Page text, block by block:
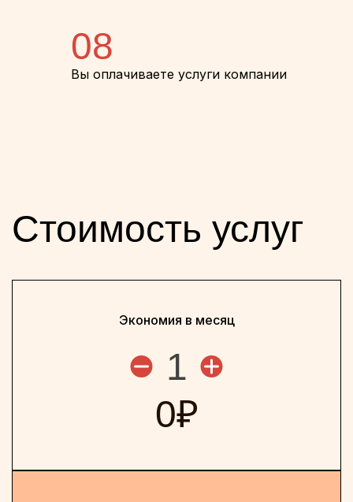
08
Вы оплачиваете услуги компании
Стоимость услуг
Экономия в месяц
1
0₽